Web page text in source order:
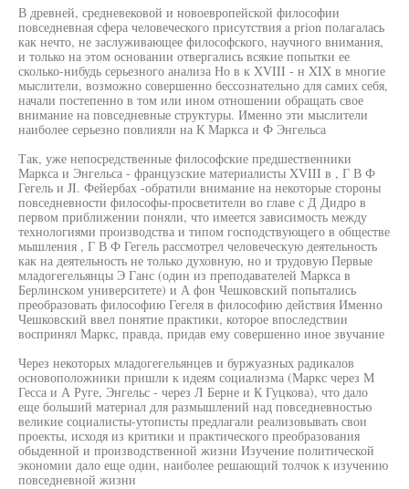
В древней, средневековой и новоевропейской философии
повседневная сфера человеческого присутствия a prion полагалась
как нечто, не заслуживающее философского, научного внимания,
и только на этом основании отвергались всякие попытки ее
сколько-нибудь серьезного анализа Но в к XVIII - н XIX в многие
мыслители, возможно совершенно бессознательно для самих себя,
начали постепенно в том или ином отношении обращать свое
внимание на повседневные структуры. Именно эти мыслители
наиболее серьезно повлияли на К Маркса и Ф Энгельса
Так, уже непосредственные философские предшественники
Маркса и Энгельса - французские материалисты XVIII в , Г В Ф
Гегель и JI. Фейербах -обратили внимание на некоторые стороны
повседневности философы-просветители во главе с Д Дидро в
первом приближении поняли, что имеется зависимость между
технологиями производства и типом господствующего в обществе
мышления , Г В Ф Гегель рассмотрел человеческую деятельность
как на деятельность не только духовную, но и трудовую Первые
младогегельянцы Э Ганс (один из преподавателей Маркса в
Берлинском университете) и А фон Чешковский попытались
преобразовать философию Гегеля в философию действия Именно
Чешковский ввел понятие практики, которое впоследствии
воспринял Маркс, правда, придав ему совершенно иное звучание
Через некоторых младогегельянцев и буржуазных радикалов
основоположники пришли к идеям социализма (Маркс через М
Гесса и А Руге, Энгельс - через Л Берне и К Гуцкова), что дало
еще больший материал для размышлений над повседневностью
великие социалисты-утописты предлагали реализовывать свои
проекты, исходя из критики и практического преобразования
обыденной и производственной жизни Изучение политической
экономии дало еще один, наиболее решающий толчок к изучению
повседневной жизни